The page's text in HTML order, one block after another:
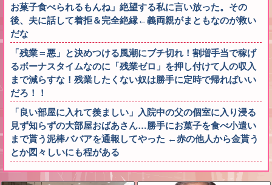
お菓子食べられるもんね」絶望する私に言い放った。その
後、夫に話して着拒＆完全絶縁←義両親がまともなのが救い
だな
「残業＝悪」と決めつける風潮にブチ切れ！割増手当で稼げ
るボーナスタイムなのに「残業ゼロ」を押し付けて人の収入
まで減らすな！残業したくない奴は勝手に定時で帰ればいい
だろ！！
「良い部屋に入れて羨ましい」入院中の父の個室に入り浸る
見ず知らずの大部屋おばあさん…勝手にお菓子を食べ小遣い
まで貰う泥棒ババアを通報してやった ←赤の他人から金貰う
とか図々しいにも程がある